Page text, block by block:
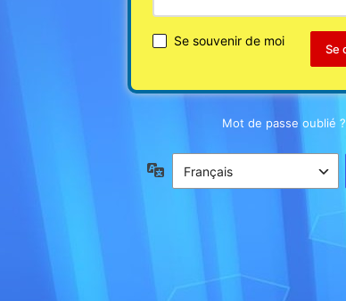
Se souvenir de moi
Mot de passe oublié ?
Langue